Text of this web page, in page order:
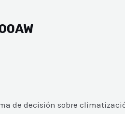
de decisión sobre